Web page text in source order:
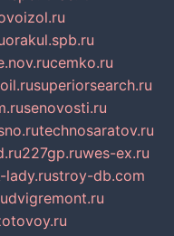
orakul.spb.ru
cemko.ru
superiorsearch.ru
senovosti.ru
technosaratov.ru
227gp.ruwes-ex.ru
lady.rustroy-db.com
dvigremont.ru